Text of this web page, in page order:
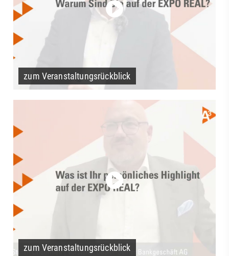
zum Veranstaltungsrückblick
zum Veranstaltungsrückblick